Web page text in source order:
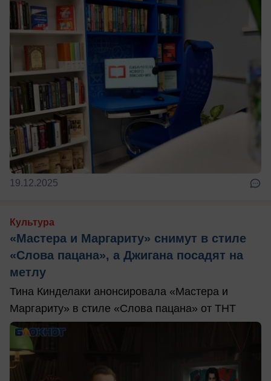
19.12.2025
Культура
«Мастера и Маргариту» снимут в стиле
«Слова пацана», а Джигана посадят на
метлу
Тина Кинделаки анонсировала «Мастера и
Маргариту» в стиле «Слова пацана» от ТНТ